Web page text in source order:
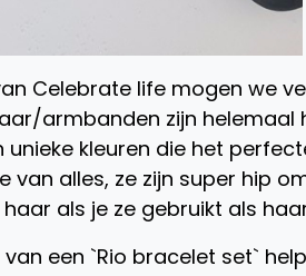
Celebrate life mogen we
armbanden zijn helemaal
unieke kleuren die het
van alles, ze zijn super hip
als je ze gebruikt als
een `Rio bracelet set`